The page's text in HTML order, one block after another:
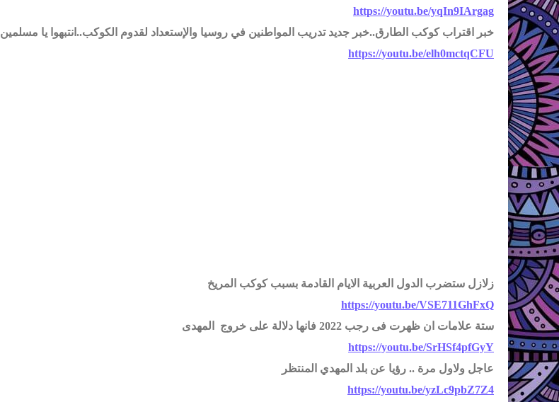
https://youtu.be/yqIn9IArgag
خبر اقتراب كوكب الطارق..خبر جديد تدريب المواطنين في روسيا والإستعداد لقدوم الكوكب..انتبهوا يا مسلمين
https://youtu.be/elh0mctqCFU
زلازل ستضرب الدول العربية الايام القادمة بسبب كوكب المريخ
https://youtu.be/VSE711GhFxQ
ستة علامات ان ظهرت فى رجب 2022 فانها دلالة على خروج المهدى
https://youtu.be/SrHSf4pfGyY
عاجل ولاول مرة .. رؤيا عن بلد المهدي المنتظر
https://youtu.be/yzLc9pbZ7Z4